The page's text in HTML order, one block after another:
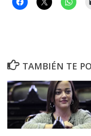
TAMBIÉN TE